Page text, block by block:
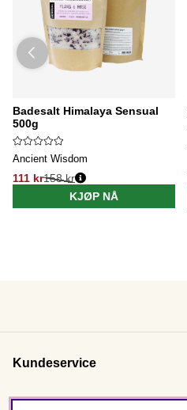
Badesalt Himalaya Sensual
500g
Ancient Wisdom
111 kr158 kr
KJØP NÅ
Kundeservice